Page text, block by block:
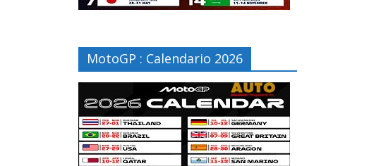
MotoGP : Calendario 2026